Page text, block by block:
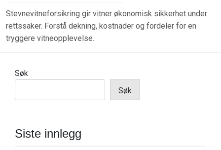
Stevnevitneforsikring gir vitner økonomisk sikkerhet under
rettssaker. Forstå dekning, kostnader og fordeler for en
tryggere vitneopplevelse.
Søk
Søk
Siste innlegg